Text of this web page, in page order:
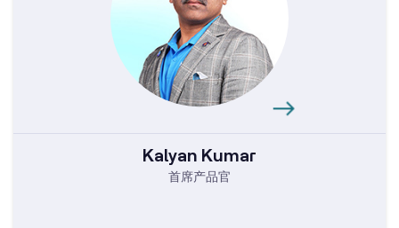
Kalyan Kumar
首席产品官